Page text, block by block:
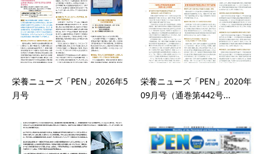
栄養ニューズ「PEN」2026年5
月号
栄養ニューズ「PEN」2020年
09月号（通巻第442号...